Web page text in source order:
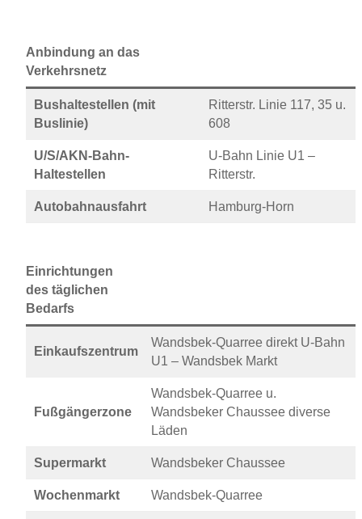
Anbindung an das
Verkehrsnetz
Bushaltestellen (mit
Buslinie)
Ritterstr. Linie 117, 35 u.
608
U/S/AKN-Bahn-
Haltestellen
U-Bahn Linie U1 –
Ritterstr.
Autobahnausfahrt Hamburg-Horn
Einrichtungen
des täglichen
Bedarfs
Einkaufszentrum
Wandsbek-Quarree direkt U-Bahn
U1 – Wandsbek Markt
Fußgängerzone
Wandsbek-Quarree u.
Wandsbeker Chaussee diverse
Läden
Supermarkt Wandsbeker Chaussee
Wochenmarkt Wandsbek-Quarree